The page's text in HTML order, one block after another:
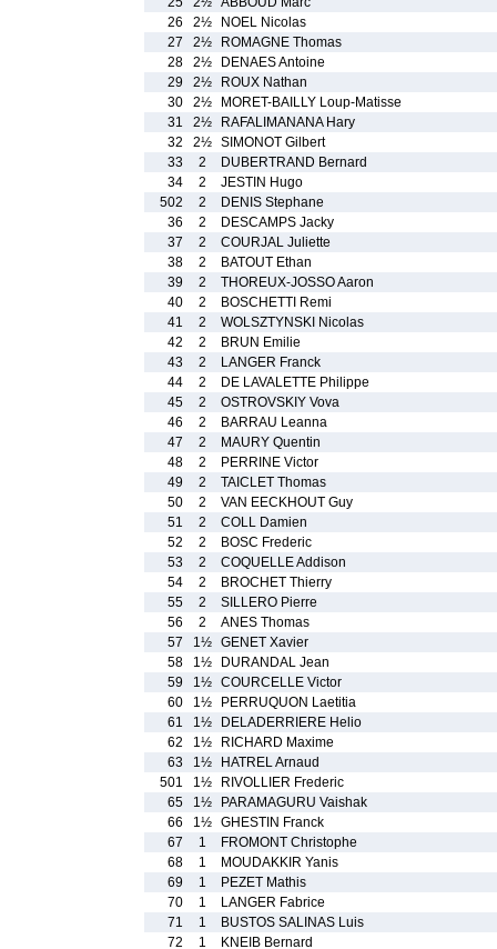
26
2½
NOEL Nicolas
27
2½
ROMAGNE Thomas
28
2½
DENAES Antoine
29
2½
ROUX Nathan
30
2½
MORET-BAILLY Loup-Matisse
31
2½
RAFALIMANANA Hary
32
2½
SIMONOT Gilbert
33
2
DUBERTRAND Bernard
34
2
JESTIN Hugo
502
2
DENIS Stephane
36
2
DESCAMPS Jacky
37
2
COURJAL Juliette
38
2
BATOUT Ethan
39
2
THOREUX-JOSSO Aaron
40
2
BOSCHETTI Remi
41
2
WOLSZTYNSKI Nicolas
42
2
BRUN Emilie
43
2
LANGER Franck
44
2
DE LAVALETTE Philippe
45
2
OSTROVSKIY Vova
46
2
BARRAU Leanna
47
2
MAURY Quentin
48
2
PERRINE Victor
49
2
TAICLET Thomas
50
2
VAN EECKHOUT Guy
51
2
COLL Damien
52
2
BOSC Frederic
53
2
COQUELLE Addison
54
2
BROCHET Thierry
55
2
SILLERO Pierre
56
2
ANES Thomas
57
1½
GENET Xavier
58
1½
DURANDAL Jean
59
1½
COURCELLE Victor
60
1½
PERRUQUON Laetitia
61
1½
DELADERRIERE Helio
62
1½
RICHARD Maxime
63
1½
HATREL Arnaud
501
1½
RIVOLLIER Frederic
65
1½
PARAMAGURU Vaishak
66
1½
GHESTIN Franck
67
1
FROMONT Christophe
68
1
MOUDAKKIR Yanis
69
1
PEZET Mathis
70
1
LANGER Fabrice
71
1
BUSTOS SALINAS Luis
72
1
KNEIB Bernard